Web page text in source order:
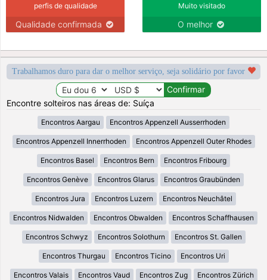
perfis de qualidade
Qualidade confirmada
Muito visitado
O melhor
Trabalhamos duro para dar o melhor serviço, seja solidário por favor
Encontre solteiros nas áreas de: Suíça
Encontros Aargau Encontros Appenzell Ausserrhoden
Encontros Appenzell Innerrhoden Encontros Appenzell Outer Rhodes
Encontros Basel Encontros Bern Encontros Fribourg
Encontros Genève Encontros Glarus Encontros Graubünden
Encontros Jura Encontros Luzern Encontros Neuchâtel
Encontros Nidwalden Encontros Obwalden Encontros Schaffhausen
Encontros Schwyz Encontros Solothurn Encontros St. Gallen
Encontros Thurgau Encontros Ticino Encontros Uri
Encontros Valais Encontros Vaud Encontros Zug Encontros Zürich